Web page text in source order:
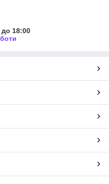
до 18:00